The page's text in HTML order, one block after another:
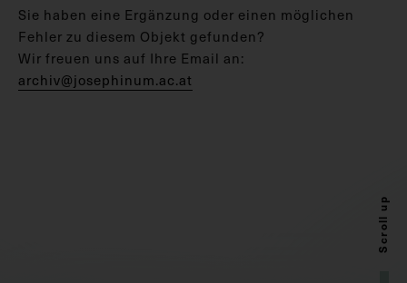
Sie haben eine Ergänzung oder einen möglichen
Fehler zu diesem Objekt gefunden?
Wir freuen uns auf Ihre Email an:
archiv@josephinum.ac.at
Scroll up